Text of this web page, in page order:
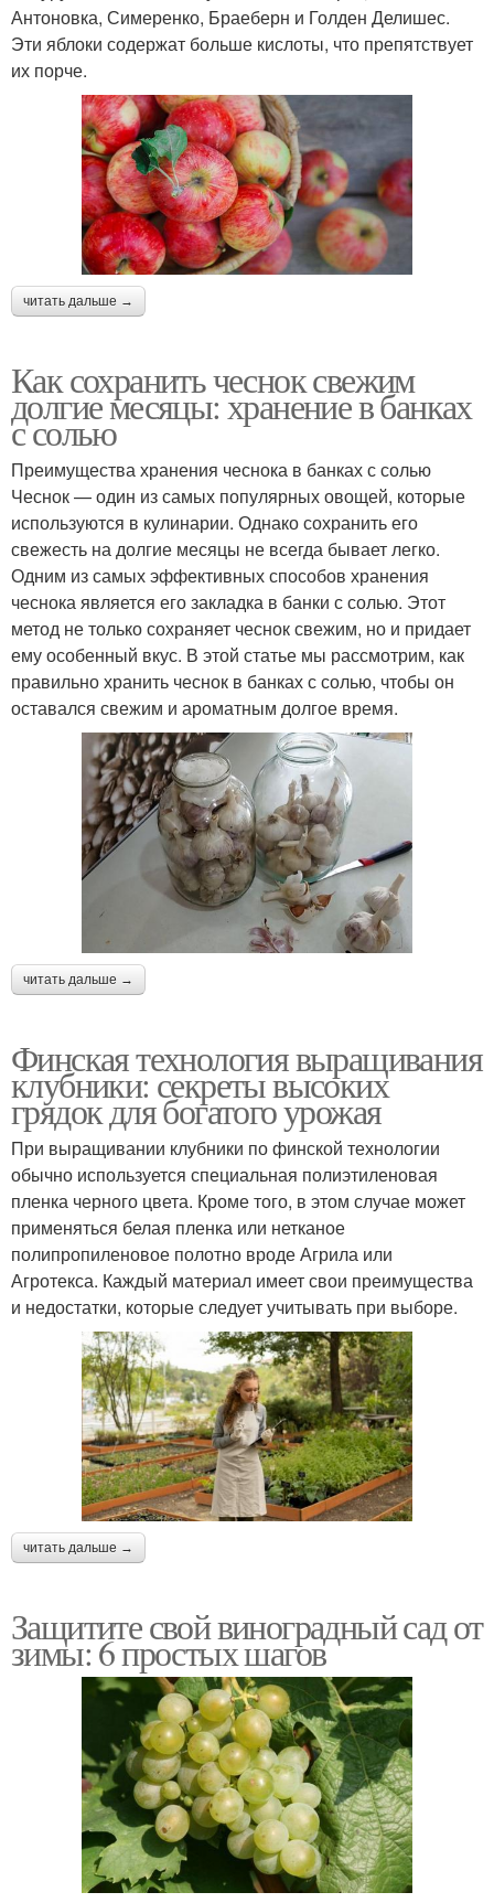
Антоновка, Симеренко, Браеберн и Голден Делишес.
Эти яблоки содержат больше кислоты, что препятствует
их порче.
читать дальше →
Как сохранить чеснок свежим
долгие месяцы: хранение в банках
с солью
Преимущества хранения чеснока в банках с солью
Чеснок — один из самых популярных овощей, которые
используются в кулинарии. Однако сохранить его
свежесть на долгие месяцы не всегда бывает легко.
Одним из самых эффективных способов хранения
чеснока является его закладка в банки с солью. Этот
метод не только сохраняет чеснок свежим, но и придает
ему особенный вкус. В этой статье мы рассмотрим, как
правильно хранить чеснок в банках с солью, чтобы он
оставался свежим и ароматным долгое время.
читать дальше →
Финская технология выращивания
клубники: секреты высоких
грядок для богатого урожая
При выращивании клубники по финской технологии
обычно используется специальная полиэтиленовая
пленка черного цвета. Кроме того, в этом случае может
применяться белая пленка или нетканое
полипропиленовое полотно вроде Агрила или
Агротекса. Каждый материал имеет свои преимущества
и недостатки, которые следует учитывать при выборе.
читать дальше →
Защитите свой виноградный сад от
зимы: 6 простых шагов